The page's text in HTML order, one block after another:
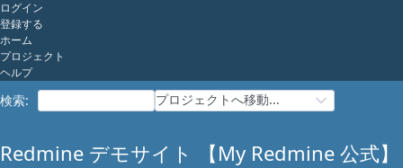
ログイン
登録する
ホーム
プロジェクト
ヘルプ
検索: プロジェクトへ移動...
Redmine デモサイト 【My Redmine 公式】